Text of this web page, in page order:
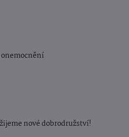
onemocnění
nové dobrodružství!